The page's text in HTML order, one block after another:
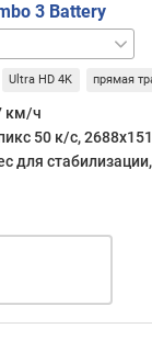
того,
а
3 Battery
Ultra HD 4K прямая
км/ч
50 к/с,
для